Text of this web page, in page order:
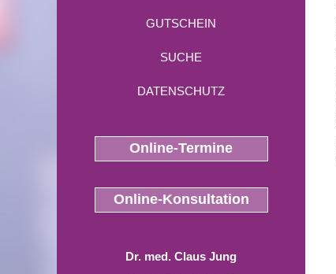
GUTSCHEIN
SUCHE
DATENSCHUTZ
Online-Termine
Online-Konsultation
Dr. med. Claus Jung